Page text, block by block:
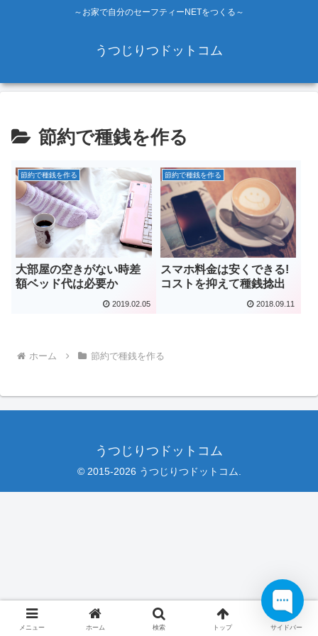
～お家で自分のセーフティーNETをつくる～
うつじりつドットコム
節約で種銭を作る
節約で種銭を作る
大部屋の空きがない時差
額ベッド代は必要か
2019.02.05
節約で種銭を作る
スマホ料金は安くできる!
コストを抑えて種銭捻出
2018.09.11
ホーム 節約で種銭を作る
うつじりつドットコム
© 2015-2026 うつじりつドットコム.
メニュー ホーム 検索 トップ サイドバー